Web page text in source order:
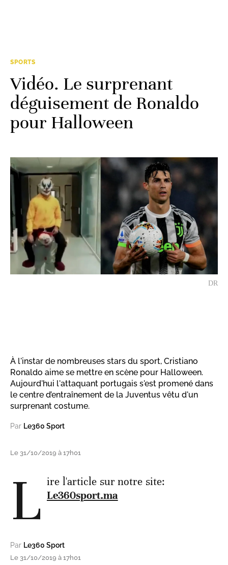
SPORTS
Vidéo. Le surprenant
déguisement de Ronaldo
pour Halloween
DR
À l'instar de nombreuses stars du sport, Cristiano
Ronaldo aime se mettre en scène pour Halloween.
Aujourd'hui l'attaquant portugais s'est promené dans
le centre d’entraînement de la Juventus vêtu d'un
surprenant costume.
Par Le360 Sport
Le 31/10/2019 à 17h01
L ire l'article sur notre site:
Le360sport.ma
Par Le360 Sport
Le 31/10/2019 à 17h01